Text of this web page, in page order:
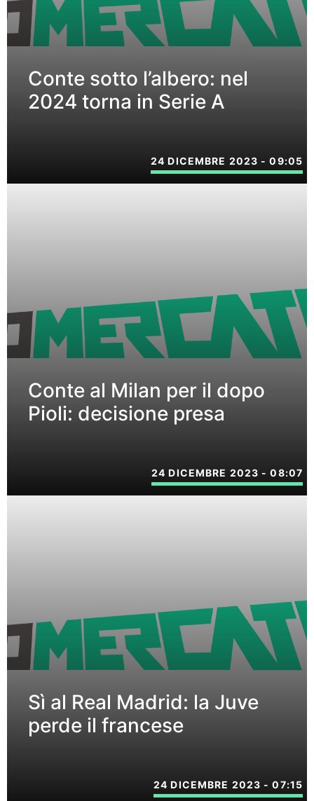
Conte sotto l’albero: nel
2024 torna in Serie A
24 DICEMBRE 2023 - 09:05
Conte al Milan per il dopo
Pioli: decisione presa
24 DICEMBRE 2023 - 08:07
Sì al Real Madrid: la Juve
perde il francese
24 DICEMBRE 2023 - 07:15